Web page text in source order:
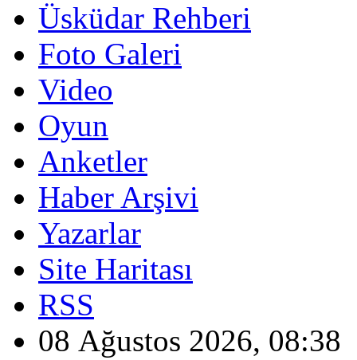
Üsküdar Rehberi
Foto Galeri
Video
Oyun
Anketler
Haber Arşivi
Yazarlar
Site Haritası
RSS
08 Ağustos 2026, 08:38